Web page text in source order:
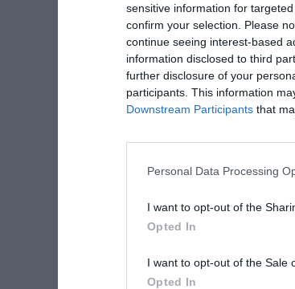
sensitive information for
confirm your selection. Please
continue seeing interest-based
information disclosed to third
further disclosure of your
participants. This information
Downstream Participants that
Personal Data Processing
I want to opt-out of the
Opted In
I want to opt-out of the Sale
Opted In